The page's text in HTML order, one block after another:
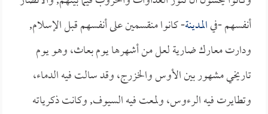
أنفسهم -فيالمدينة- كانوا منقسمين على أنفسهم قبل الإسلام,
ودارت معارك ضارية لعل من أشهرها يوم بعاث، وهو يوم
تاريخي مشهور بين الأوس والخزرج، وقد سالت فيه الدماء،
وتطايرت فيه الرءوس، ولمعت فيه السيوف, وكانت ذكرياته